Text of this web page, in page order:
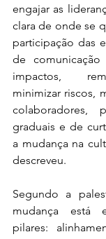
engajar as
clara de onde se
participação das
de
impactos,
minimizar riscos,
colaboradores,
graduais e de
a mudança na
descreveu.
Segundo a
mudança está
pilares: